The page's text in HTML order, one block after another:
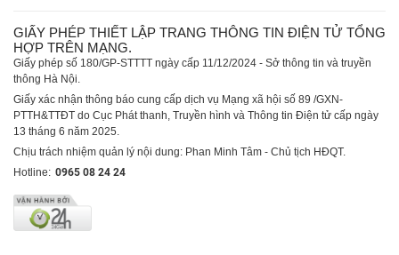
GIẤY PHÉP THIẾT LẬP TRANG THÔNG TIN ĐIỆN TỬ TỔNG
HỢP TRÊN MẠNG.
Giấy phép số 180/GP-STTTT ngày cấp 11/12/2024 - Sở thông tin và truyền
thông Hà Nội.
Giấy xác nhận thông báo cung cấp dịch vụ Mạng xã hội số 89 /GXN-
PTTH&TTĐT do Cục Phát thanh, Truyền hình và Thông tin Điện tử cấp ngày
13 tháng 6 năm 2025.
Chịu trách nhiệm quản lý nội dung: Phan Minh Tâm - Chủ tịch HĐQT.
Hotline: 0965 08 24 24